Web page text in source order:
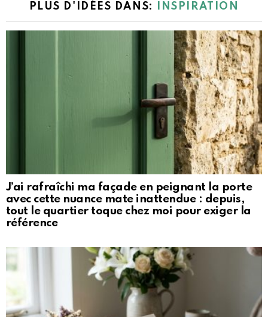
PLUS D'IDÉES DANS: INSPIRATION
J’ai rafraîchi ma façade en peignant la porte
avec cette nuance mate inattendue : depuis,
tout le quartier toque chez moi pour exiger la
référence